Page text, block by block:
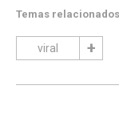
Temas relacionados
viral